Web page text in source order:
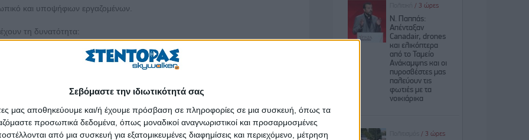
Σεβόμαστε την ιδιωτικότητά σας
μας αποθηκεύουμε και/ή έχουμε πρόσβαση σε πληροφορίες σε μια συσκευή, όπως τα
προσωπικά δεδομένα, όπως μοναδικοί αναγνωριστικοί και προσαρμοσμένες
από μια συσκευή για εξατομικευμένες διαφημίσεις και περιεχόμενο, μέτρηση
και υποψήφιων εργαζομένων.
τη δυνατότητα:
από συνέντευξη εργασίας.
το βιογραφικό τους σημείωμα και σε πραγματικό χρόνο να επιφέρουν τις
να βελτιωθούν, να αναπτυχθούν, να μάθουν πώς να πετυχαίνουν
επαγγελματικές προκλήσεις.
ζητήματα εναρμονισμένα με τα νέα δεδομένα.